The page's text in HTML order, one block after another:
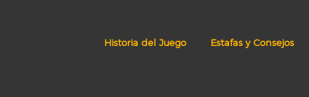
Historia del Juego Estafas y Consejos